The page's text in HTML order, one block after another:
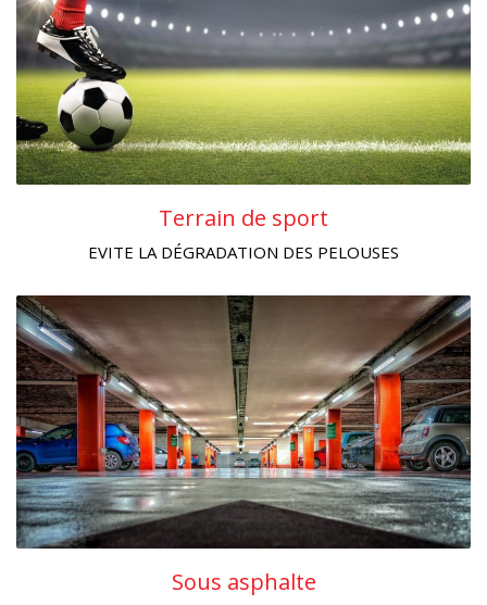
Terrain de sport
EVITE LA DÉGRADATION DES PELOUSES
Sous asphalte